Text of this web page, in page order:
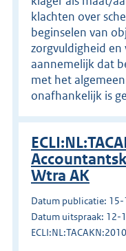
klachten over
beginselen van
zorgvuldigheid
aannemelijk dat
met het
onafhankelijk is
Wtra AK
Datum publicatie:
Datum uitspraak: 12-